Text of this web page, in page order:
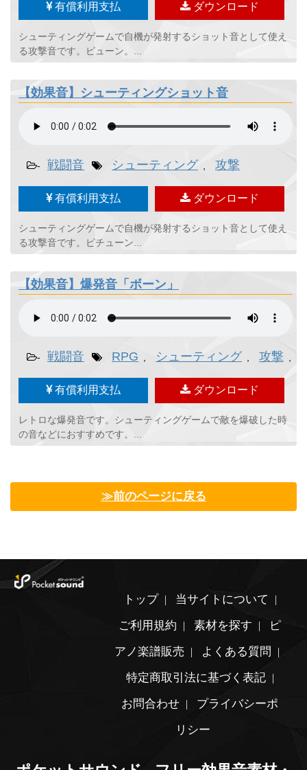
有償利用支払 ダウンロード
シューティングゲームで自機が発射するショット音として使え
る攻撃音です。ピューン。...
【効果音】シューティングショット音
- 戦闘音 シューティング 攻撃
有償利用支払 ダウンロード
シューティングゲームで自機が発射するショット音として使え
る攻撃音です。ピチューン...
【効果音】爆発音「ボーン」
- 戦闘音 RPG シューティング 攻撃
有償利用支払 ダウンロード
レトロな爆発音です。シューティングゲームで敵を爆破した時
の音などにおすすめです。...
≫前のページに戻る
トップ
当サイトについて
ご利用規約
素材を探す
ピ
アノ楽譜販売
よくある質問
特定商取引法に基づく表記
お問合わせ
プライバシーポ
リシー